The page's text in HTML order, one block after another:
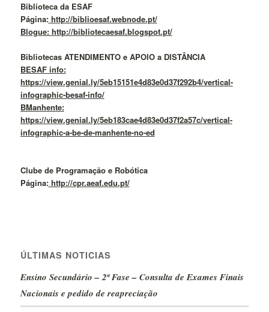
Biblioteca da ESAF
Página:http://biblioesaf.webnode.pt/
Blogue: http://bibliotecaesaf.blogspot.pt/
Bibliotecas ATENDIMENTO e APOIO a DISTÂNCIA
BESAF info:
https://view.genial.ly/5eb15151e4d83e0d37f292b4/vertical-
infographic-besaf-info/
BManhente:
https://view.genial.ly/5eb183cae4d83e0d37f2a57c/vertical-
infographic-a-be-de-manhente-no-ed
Clube de Programação e Robótica
Página:http://cpr.aeaf.edu.pt/
ÚLTIMAS NOTICIAS
Ensino Secundário – 2ª Fase – Consulta de Exames Finais
Nacionais e pedido de reapreciação